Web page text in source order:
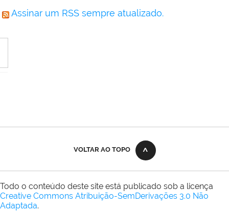
Assinar um RSS sempre atualizado.
VOLTAR AO TOPO
Todo o conteúdo deste site está publicado sob a licença
Creative Commons Atribuição-SemDerivações 3.0 Não
Adaptada.